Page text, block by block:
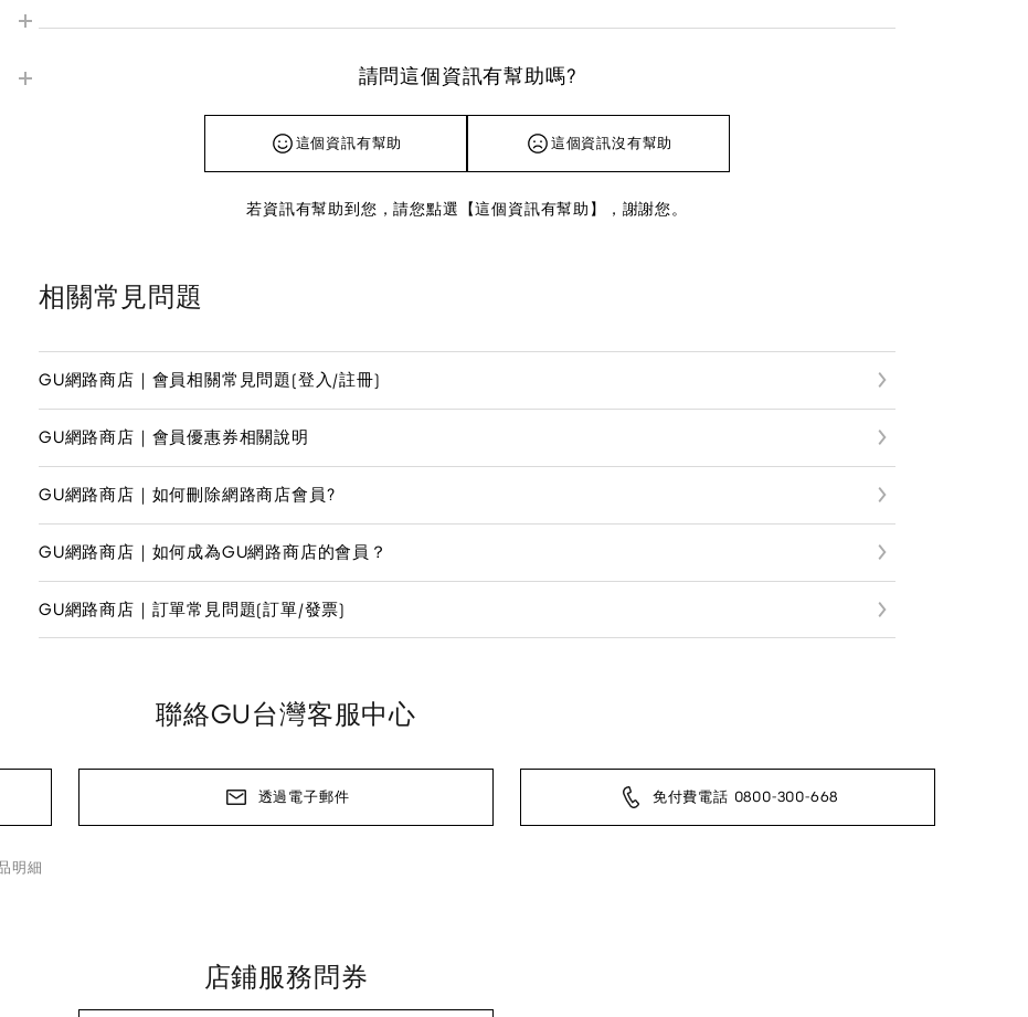
請問這個資訊有幫助嗎?
這個資訊有幫助 這個資訊沒有幫助
若資訊有幫助到您，請您點選【這個資訊有幫助】，謝謝您。
相關常見問題
GU網路商店｜會員相關常見問題(登入/註冊)
GU網路商店｜會員優惠券相關說明
GU網路商店｜如何刪除網路商店會員?
GU網路商店｜如何成為GU網路商店的會員？
GU網路商店｜訂單常見問題(訂單/發票)
聯絡GU台灣客服中心
明細
透過電子郵件 免付費電話 0800-300-668
店鋪服務問券